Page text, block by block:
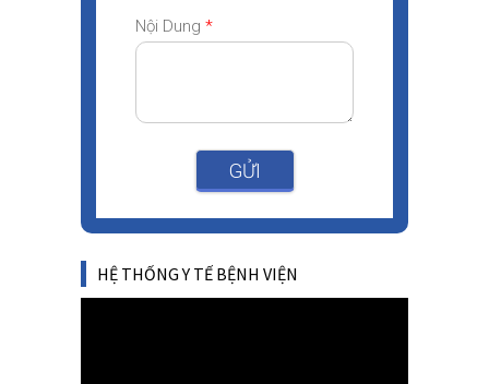
Nội Dung *
GỬI
HỆ THỐNG Y TẾ BỆNH VIỆN